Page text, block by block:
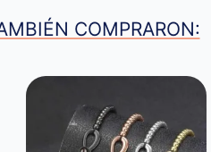
COMPRARON: